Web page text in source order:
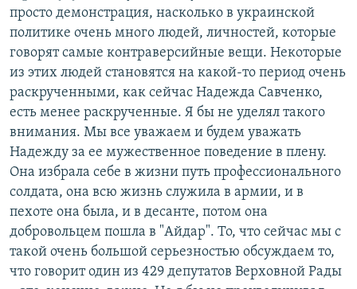
просто демонстрация, насколько в украинской
политике очень много людей, личностей, которые
говорят самые контраверсийные вещи. Некоторые
из этих людей становятся на какой-то период очень
раскрученными, как сейчас Надежда Савченко,
есть менее раскрученные. Я бы не уделял такого
внимания. Мы все уважаем и будем уважать
Надежду за ее мужественное поведение в плену.
Она избрала себе в жизни путь профессионального
солдата, она всю жизнь служила в армии, и в
пехоте она была, и в десанте, потом она
добровольцем пошла в "Айдар". То, что сейчас мы с
такой очень большой серьезностью обсуждаем то,
что говорит один из 429 депутатов Верховной Рады